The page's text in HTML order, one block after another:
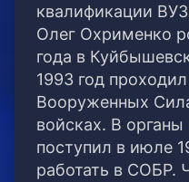
квалификации
Олег Охрименко
года в
1993 год
Вооруженных
войсках. В органы
поступил в июле
работать в СОБР.